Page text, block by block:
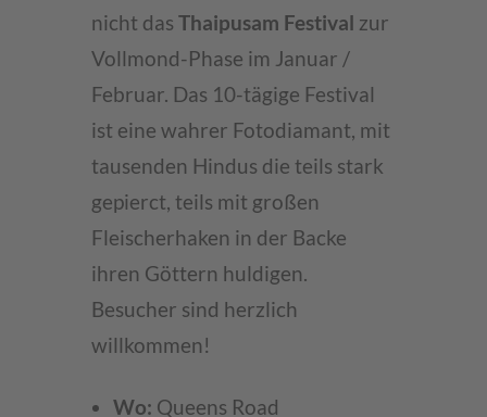
nicht das Thaipusam Festival zur
Vollmond-Phase im Januar /
Februar. Das 10-tägige Festival
ist eine wahrer Fotodiamant, mit
tausenden Hindus die teils stark
gepierct, teils mit großen
Fleischerhaken in der Backe
ihren Göttern huldigen.
Besucher sind herzlich
willkommen!
Wo: Queens Road